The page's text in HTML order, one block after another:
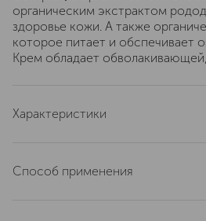
органическим экстрактом
здоровье кожи. А также
которое питает и обспечивает
Крем обладает
Характеристики
Способ применения